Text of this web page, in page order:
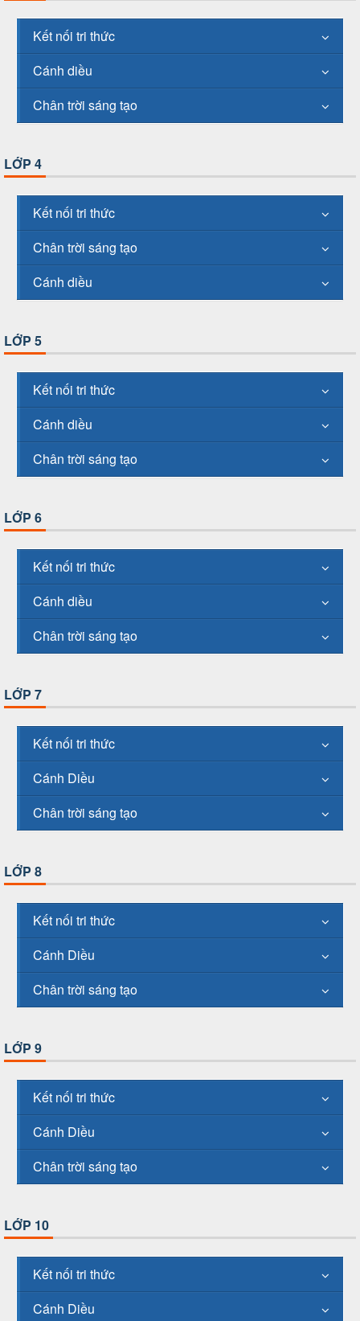
Kết nối tri thức
Cánh diều
Chân trời sáng tạo
LỚP 4
Kết nối tri thức
Chân trời sáng tạo
Cánh diều
LỚP 5
Kết nối tri thức
Cánh diều
Chân trời sáng tạo
LỚP 6
Kết nối tri thức
Cánh diều
Chân trời sáng tạo
LỚP 7
Kết nối tri thức
Cánh Diều
Chân trời sáng tạo
LỚP 8
Kết nối tri thức
Cánh Diều
Chân trời sáng tạo
LỚP 9
Kết nối tri thức
Cánh Diều
Chân trời sáng tạo
LỚP 10
Kết nối tri thức
Cánh Diều